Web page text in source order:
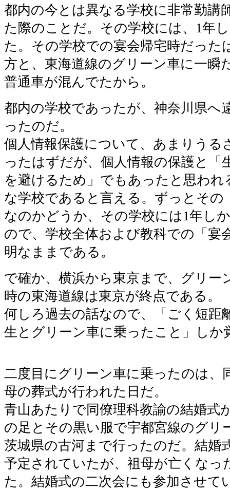
都内の今とは異なる学校に非常勤講
た際のことだ。その学校には、1年
た。その学校での宴会帰宅時だった
方と、東海道線のグリーン車に一瞬
普通車が混んでたから。
都内の学校であったが、神奈川県へ
ったのだ。
個人情報保護について、あまりうる
ったはずだが、個人情報の保護と「
を避けるため」でもあったと思われ
な学校であると言える。ずっとその
なのかどうか、その学校には1年し
ので、学校全体および教科での「宴
明なままである。
で確か、横浜から東京まで、グリー
時の東海道線は東京が終点である。
何しろ過去の話なので、「ごく短距
生とグリーン車に乗ったこと」しか
二度目にグリーン車に乗ったのは、
母の葬式が行われた日だ。
青山あたりで同僚理科教諭の結婚式
の足とその黒い服で宇都宮線のグリ
茨城県の古河まで行ったのだ。結婚
予定されていたが、祖母が亡くなっ
た。結婚式の二次会にも参加させて